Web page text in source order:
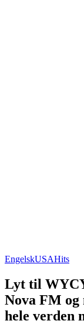
EngelskUSAHits
Lyt til
Nova FM og
hele verden